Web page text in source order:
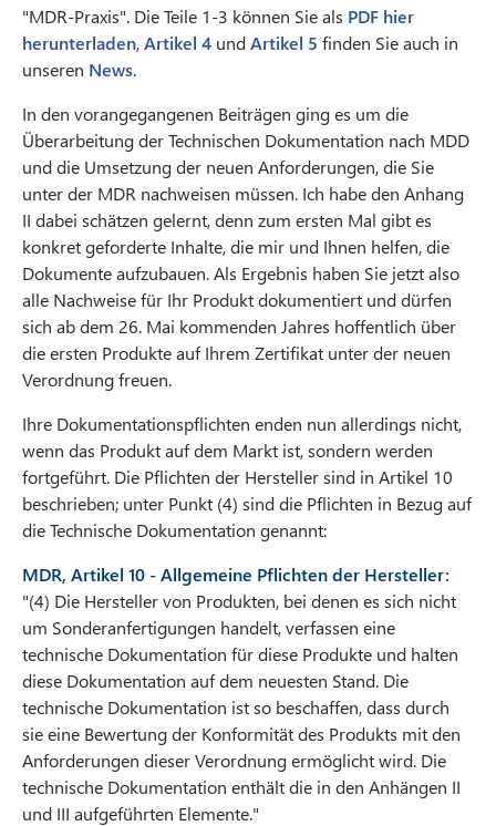
"MDR-Praxis". Die Teile 1-3 können Sie als PDF hier
herunterladen,Artikel 4 undArtikel 5 finden Sie auch in
unseren News.
In den vorangegangenen Beiträgen ging es um die
Überarbeitung der Technischen Dokumentation nach MDD
und die Umsetzung der neuen Anforderungen, die Sie
unter der MDR nachweisen müssen. Ich habe den Anhang
II dabei schätzen gelernt, denn zum ersten Mal gibt es
konkret geforderte Inhalte, die mir und Ihnen helfen, die
Dokumente aufzubauen. Als Ergebnis haben Sie jetzt also
alle Nachweise für Ihr Produkt dokumentiert und dürfen
sich ab dem 26. Mai kommenden Jahres hoffentlich über
die ersten Produkte auf Ihrem Zertifikat unter der neuen
Verordnung freuen.
Ihre Dokumentationspflichten enden nun allerdings nicht,
wenn das Produkt auf dem Markt ist, sondern werden
fortgeführt. Die Pflichten der Hersteller sind in Artikel 10
beschrieben; unter Punkt (4) sind die Pflichten in Bezug auf
die Technische Dokumentation genannt:
MDR, Artikel 10 - Allgemeine Pflichten der Hersteller:
"(4) Die Hersteller von Produkten, bei denen es sich nicht
um Sonderanfertigungen handelt, verfassen eine
technische Dokumentation für diese Produkte und halten
diese Dokumentation auf dem neuesten Stand. Die
technische Dokumentation ist so beschaffen, dass durch
sie eine Bewertung der Konformität des Produkts mit den
Anforderungen dieser Verordnung ermöglicht wird. Die
technische Dokumentation enthält die in den Anhängen II
und III aufgeführten Elemente."